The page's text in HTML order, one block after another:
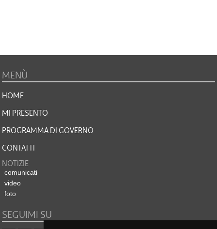
MENÙ
HOME
MI PRESENTO
PROGRAMMA DI GOVERNO
CONTATTI
NOTIZIE
comunicati
video
foto
SEGUIMI SU